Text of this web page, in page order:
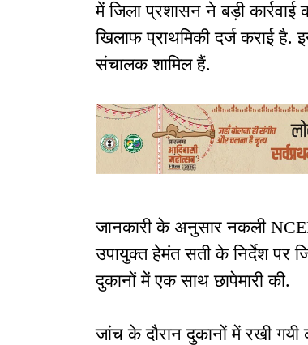
में जिला प्रशासन ने बड़ी
खिलाफ प्राथमिकी दर्ज कराई है.
संचालक शामिल हैं.
जानकारी के अनुसार नकली
उपायुक्त हेमंत सती के निर्देश पर
दुकानों में एक साथ छापेमारी की.
जांच के दौरान दुकानों में रखी